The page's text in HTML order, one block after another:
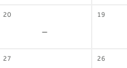
19
20
-
26
27